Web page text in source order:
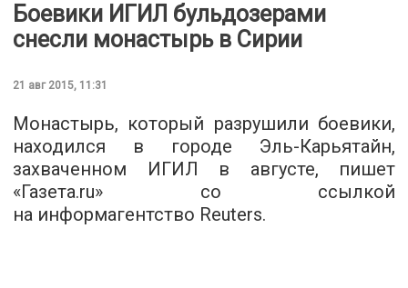
Боевики ИГИЛ бульдозерами
снесли монастырь в Сирии
21 авг 2015, 11:31
Монастырь, который разрушили боевики,
находился в городе Эль-Карьятайн,
захваченном ИГИЛ в августе, пишет
«Газета.ru» со ссылкой
на информагентство Reuters.